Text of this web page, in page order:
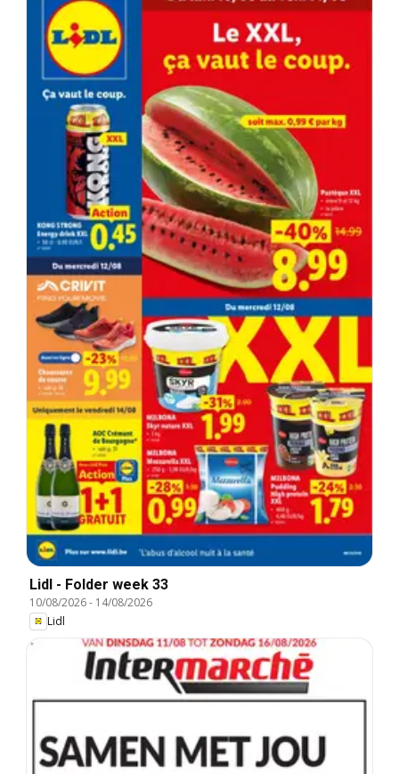
Lidl - Folder week 33
10/08/2026- 14/08/2026
Lidl